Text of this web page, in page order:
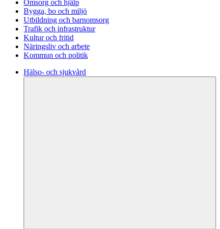
Omsorg och hjälp
Bygga, bo och miljö
Utbildning och barnomsorg
Trafik och infrastruktur
Kultur och fritid
Näringsliv och arbete
Kommun och politik
Hälso- och sjukvård